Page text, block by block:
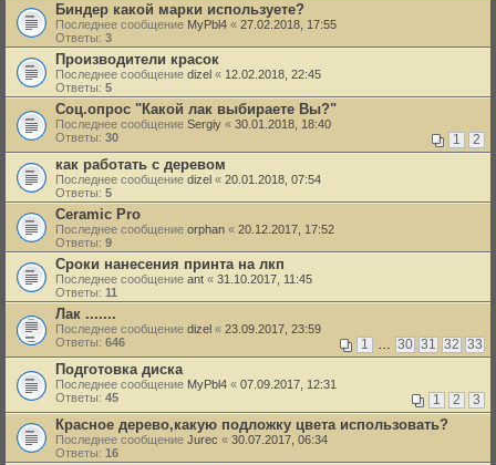
Биндер какой марки используете?
Последнее сообщение MyPbl4 « 27.02.2018, 17:55
Ответы: 3
Производители красок
Последнее сообщение dizel « 12.02.2018, 22:45
Ответы: 5
Соц.опрос "Какой лак выбираете Вы?"
Последнее сообщение Sergiy « 30.01.2018, 18:40
Ответы: 30 1 2
как работать с деревом
Последнее сообщение dizel « 20.01.2018, 07:54
Ответы: 5
Ceramic Pro
Последнее сообщение orphan « 20.12.2017, 17:52
Ответы: 9
Сроки нанесения принта на лкп
Последнее сообщение ant « 31.10.2017, 11:45
Ответы: 11
Лак .......
Последнее сообщение dizel « 23.09.2017, 23:59
Ответы: 646 1 … 30 31 32 33
Подготовка диска
Последнее сообщение MyPbl4 « 07.09.2017, 12:31
Ответы: 45 1 2 3
Красное дерево,какую подложку цвета использовать?
Последнее сообщение Jurec « 30.07.2017, 06:34
Ответы: 16